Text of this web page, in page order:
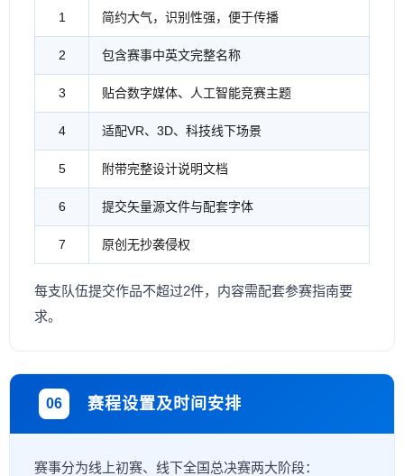
1 简约大气，识别性强，便于传播
2 包含赛事中英文完整名称
3 贴合数字媒体、人工智能竞赛主题
4 适配VR、3D、科技线下场景
5 附带完整设计说明文档
6 提交矢量源文件与配套字体
7 原创无抄袭侵权
每支队伍提交作品不超过2件，内容需配套参赛指南要
求。
06 赛程设置及时间安排
赛事分为线上初赛、线下全国总决赛两大阶段：